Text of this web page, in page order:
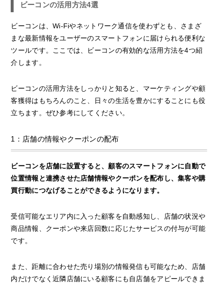
ビーコンの活用方法4選
ビーコンは、Wi-Fiやネットワーク通信を使わずとも、さまざ
まな最新情報をユーザーのスマートフォンに届けられる便利な
ツールです。ここでは、ビーコンの有効的な活用方法を4つ紹
介します。
ビーコンの活用方法をしっかりと知ると、マーケティングや顧
客獲得はもちろんのこと、日々の生活を豊かにすることにも役
立ちます。ぜひ参考にしてください。
1：店舗の情報やクーポンの配布
ビーコンを店舗に設置すると、顧客のスマートフォンに自動で
位置情報と連携させた店舗情報やクーポンを配布し、集客や購
買行動につなげることができるようになります。
受信可能なエリア内に入った顧客を自動感知し、店舗の状況や
商品情報、クーポンや来店回数に応じたサービスの付与が可能
です。
また、距離に合わせた売り場別の情報発信も可能なため、店舗
内だけでなく近隣店舗にいる顧客にも自店舗をアピールできま